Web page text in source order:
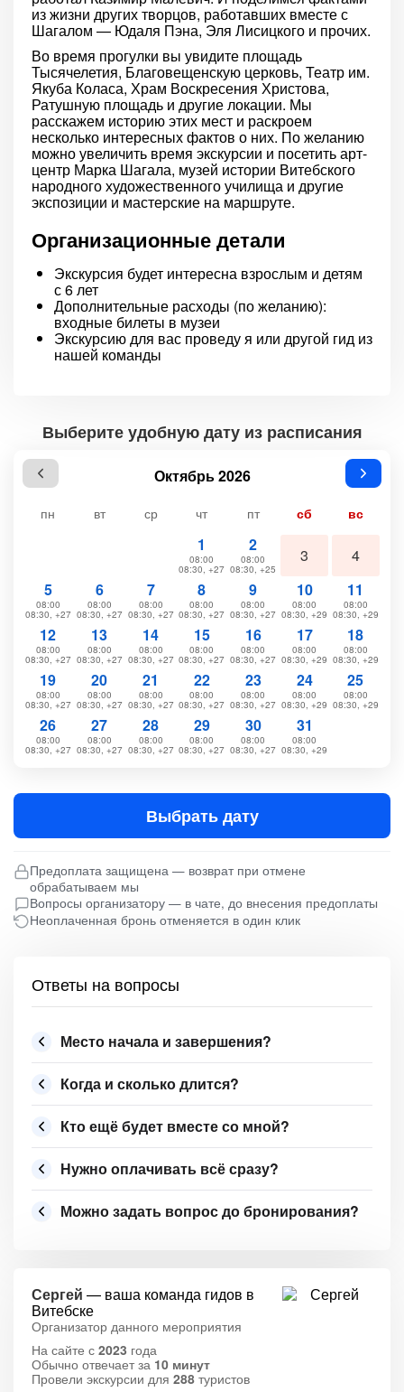
из жизни других творцов, работавших вместе с
Шагалом — Юдаля Пэна, Эля Лисицкого и прочих.
Во время прогулки вы увидите площадь
Тысячелетия, Благовещенскую церковь, Театр им.
Якуба Коласа, Храм Воскресения Христова,
Ратушную площадь и другие локации. Мы
расскажем историю этих мест и раскроем
несколько интересных фактов о них. По желанию
можно увеличить время экскурсии и посетить арт-
центр Марка Шагала, музей истории Витебского
народного художественного училища и другие
экспозиции и мастерские на маршруте.
Организационные детали
Экскурсия будет интересна взрослым и детям
с 6 лет
Дополнительные расходы (по желанию):
входные билеты в музеи
Экскурсию для вас проведу я или другой гид из
нашей команды
Выберите удобную дату из расписания
Октябрь 2026
пн вт ср чт пт сб вс
1
08:00
08:30, +27
2
08:00
08:30, +25
3
4
5
08:00
08:30, +27
6
08:00
08:30, +27
7
08:00
08:30, +27
8
08:00
08:30, +27
9
08:00
08:30, +27
10
08:00
08:30, +29
11
08:00
08:30, +29
12
08:00
08:30, +27
13
08:00
08:30, +27
14
08:00
08:30, +27
15
08:00
08:30, +27
16
08:00
08:30, +27
17
08:00
08:30, +29
18
08:00
08:30, +29
19
08:00
08:30, +27
20
08:00
08:30, +27
21
08:00
08:30, +27
22
08:00
08:30, +27
23
08:00
08:30, +27
24
08:00
08:30, +29
25
08:00
08:30, +29
26
08:00
08:30, +27
27
08:00
08:30, +27
28
08:00
08:30, +27
29
08:00
08:30, +27
30
08:00
08:30, +27
31
08:00
08:30, +29
Выбрать дату
Предоплата защищена — возврат при отмене
обрабатываем мы
Вопросы организатору — в чате, до внесения предоплаты
Неоплаченная бронь отменяется в один клик
Ответы на вопросы
Место начала и завершения?
Когда и сколько длится?
Кто ещё будет вместе со мной?
Нужно оплачивать всё сразу?
Можно задать вопрос до бронирования?
Сергей — ваша команда гидов в
Витебске
Организатор данного мероприятия
На сайте с 2023 года
Обычно отвечает за 10 минут
Провели экскурсии для 288 туристов